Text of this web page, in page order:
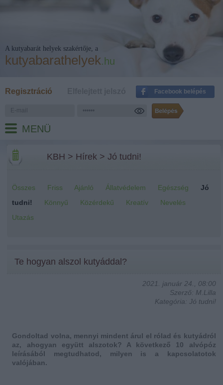
A kutyabarát helyek szakértője, a
kutyabarathelyek.hu
Regisztráció Facebook belépés
MENÜ
KBH > Hírek >Jó tudni!
Összes Friss Ajánló Állatvédelem Egészség
Jó
tudni!
Könnyű Közérdekű Kreatív
Nevelés
Utazás
Te hogyan alszol kutyáddal?
2021. január 24., 08:00
Szerző: M.Lilla
Kategória: Jó tudni!
Gondoltad volna, mennyi mindent árul el rólad és kutyádról
az, ahogyan együtt alszotok? A következő 10 alvópóz
leírásából megtudhatod, milyen is a kapcsolatotok
valójában.